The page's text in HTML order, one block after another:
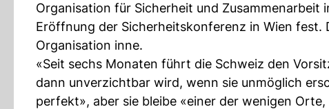
Organisation für Sicherheit und Zusammenarbeit
Eröffnung der Sicherheitskonferenz in Wien fest.
Organisation inne.
«Seit sechs Monaten führt die Schweiz den
dann unverzichtbar wird, wenn sie unmöglich
perfekt», aber sie bleibe «einer der wenigen